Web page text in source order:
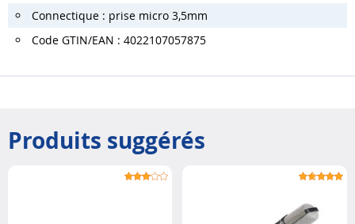
Connectique : prise micro 3,5mm
Code GTIN/EAN : 4022107057875
Produits suggérés